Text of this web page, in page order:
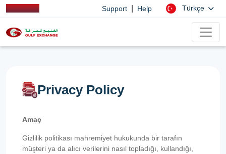
Support Help Türkçe
Privacy Policy
Amaç
Gizlilik politikası mahremiyet hukukunda bir tarafın
müşteri ya da alıcı verilerini nasıl topladığı, kullandığı,